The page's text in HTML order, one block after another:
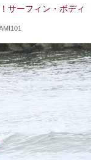
サーフィン・ボディ